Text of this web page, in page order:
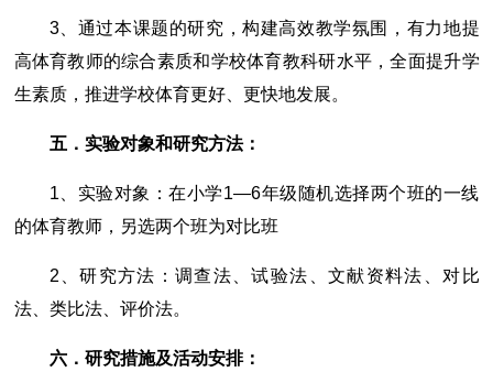
3、通过本课题的研究，构建高效教学氛围，有力地提
高体育教师的综合素质和学校体育教科研水平，全面提升学
生素质，推进学校体育更好、更快地发展。
五．实验对象和研究方法：
1、实验对象：在小学1―6年级随机选择两个班的一线
的体育教师，另选两个班为对比班
2、研究方法：调查法、试验法、文献资料法、对比
法、类比法、评价法。
六．研究措施及活动安排：